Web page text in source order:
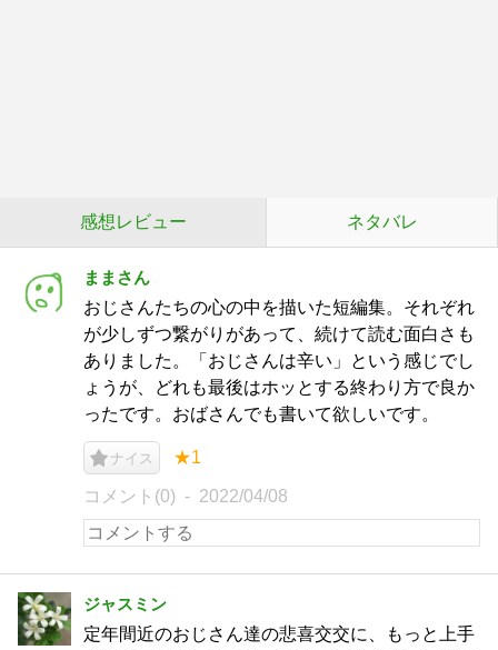
感想レビュー ネタバレ
ままさん
おじさんたちの心の中を描いた短編集。それぞれ
が少しずつ繋がりがあって、続けて読む面白さも
ありました。「おじさんは辛い」という感じでし
ょうが、どれも最後はホッとする終わり方で良か
ったです。おばさんでも書いて欲しいです。
ナイス ★1
コメント(0) 2022/04/08
ジャスミン
定年間近のおじさん達の悲喜交交に、もっと上手